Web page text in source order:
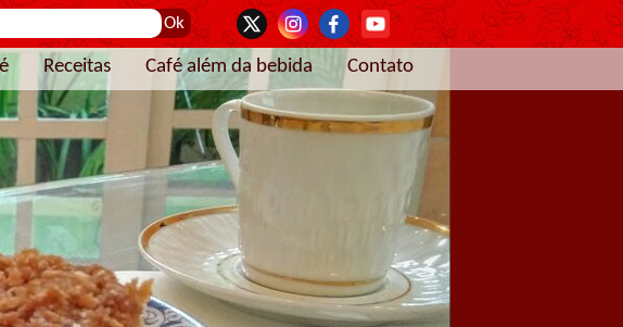
Receitas Café além da bebida Contato